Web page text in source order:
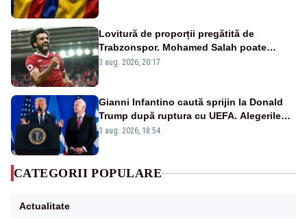
Lovitură de proporții pregătită de
Trabzonspor. Mohamed Salah poate
schimba viitorul lui Denis Drăguș la FCSB
3 aug. 2026, 20:17
Gianni Infantino caută sprijin la Donald
Trump după ruptura cu UEFA. Alegerile
FIFA din 2027 se anunță incendiare
3 aug. 2026, 18:54
CATEGORII POPULARE
Actualitate